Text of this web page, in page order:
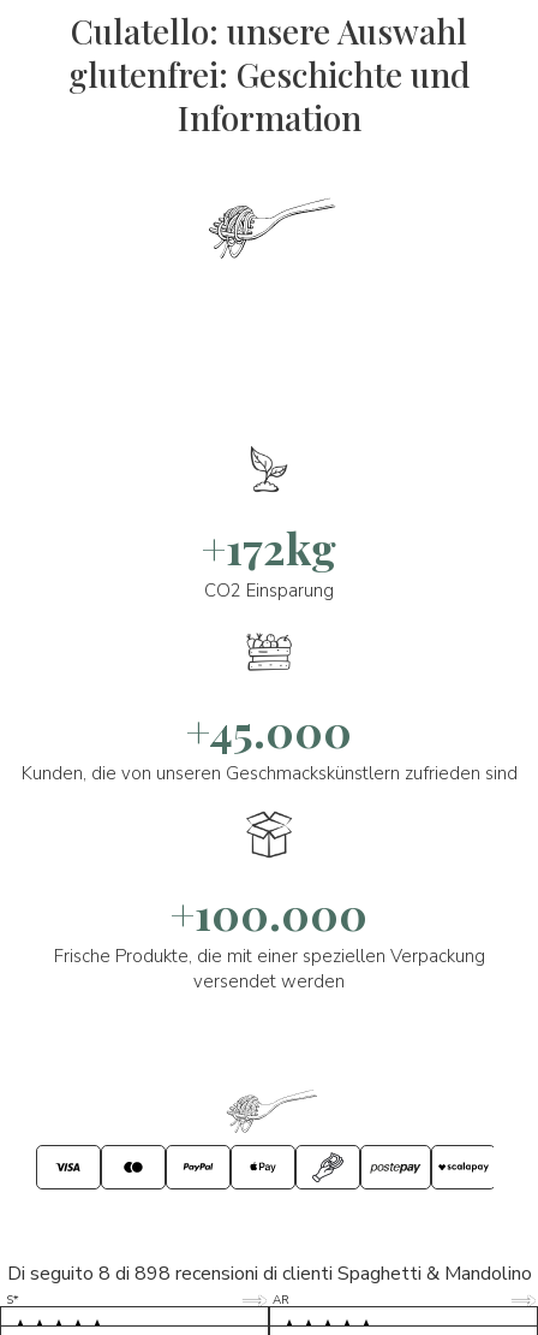
Culatello: unsere Auswahl
glutenfrei: Geschichte und
Information
+172kg
CO2 Einsparung
+45.000
Kunden, die von unseren Geschmackskünstlern zufrieden sind
+100.000
Frische Produkte, die mit einer speziellen Verpackung
versendet werden
Di seguito 8 di 898 recensioni di clienti Spaghetti & Mandolino
S* 5/5
LP 5/5
AR 5/5
D* 5/5